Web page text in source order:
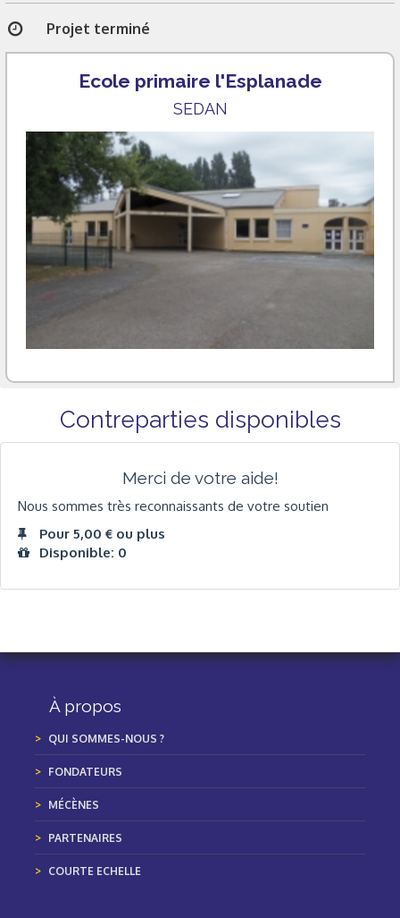
Projet terminé
Ecole primaire l'Esplanade
SEDAN
Contreparties disponibles
Merci de votre aide!
Nous sommes très reconnaissants de votre soutien
Pour 5,00 € ou plus
Disponible: 0
À propos
QUI SOMMES-NOUS ?
FONDATEURS
MÉCÈNES
PARTENAIRES
COURTE ECHELLE